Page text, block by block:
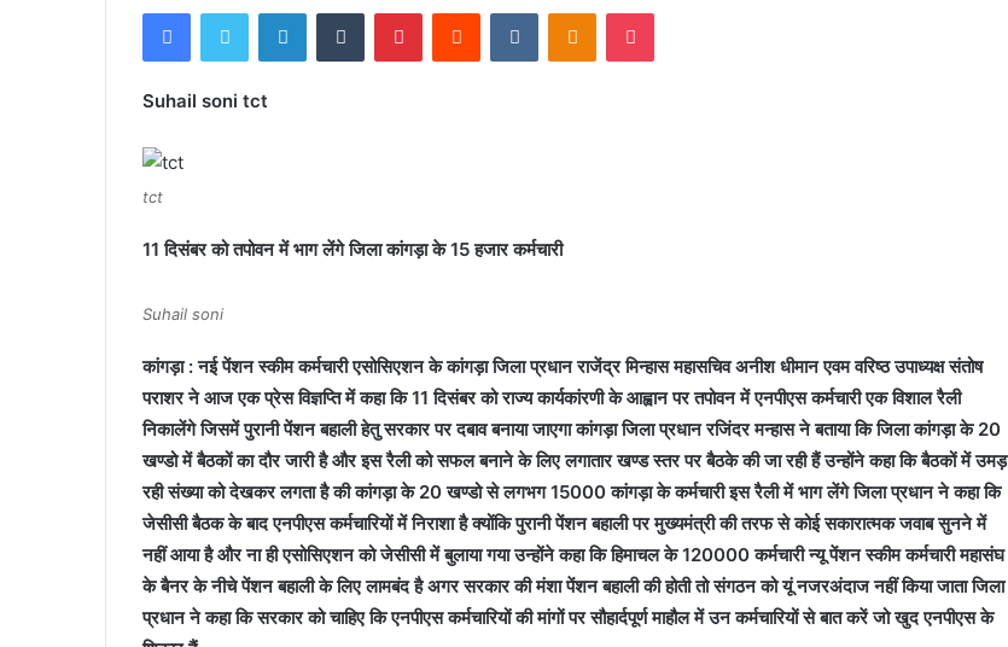
email
FacebookTwitter LinkedInTumblr PinterestReddit VKontakteOdnoklassniki
Pocket
Suhail soni tct
tct
11 दिसंबर को तपोवन में भाग लेंगे जिला कांगड़ा के 15 हजार कर्मचारी
Suhail soni
कांगड़ा : नई पेंशन स्कीम कर्मचारी एसोसिएशन के कांगड़ा जिला प्रधान राजेंद्र मिन्हास महासचिव अनीश धीमान एवम वरिष्ठ उपाध्यक्ष संतोष
पराशर ने आज एक प्रेस विज्ञप्ति में कहा कि 11 दिसंबर को राज्य कार्यकांरणी के आह्वान पर तपोवन में एनपीएस कर्मचारी एक विशाल रैली
निकालेंगे जिसमें पुरानी पेंशन बहाली हेतु सरकार पर दबाव बनाया जाएगा कांगड़ा जिला प्रधान रजिंदर मन्हास ने बताया कि जिला कांगड़ा के 20
खण्डो में बैठकों का दौर जारी है और इस रैली को सफल बनाने के लिए लगातार खण्ड स्तर पर बैठके की जा रही हैं उन्होंने कहा कि बैठकों में उमड़
रही संख्या को देखकर लगता है की कांगड़ा के 20 खण्डो से लगभग 15000 कांगड़ा के कर्मचारी इस रैली में भाग लेंगे जिला प्रधान ने कहा कि
जेसीसी बैठक के बाद एनपीएस कर्मचारियों में निराशा है क्योंकि पुरानी पेंशन बहाली पर मुख्यमंत्री की तरफ से कोई सकारात्मक जवाब सुनने में
नहीं आया है और ना ही एसोसिएशन को जेसीसी में बुलाया गया उन्होंने कहा कि हिमाचल के 120000 कर्मचारी न्यू पेंशन स्कीम कर्मचारी महासंघ
के बैनर के नीचे पेंशन बहाली के लिए लामबंद है अगर सरकार की मंशा पेंशन बहाली की होती तो संगठन को यूं नजरअंदाज नहीं किया जाता जिला
प्रधान ने कहा कि सरकार को चाहिए कि एनपीएस कर्मचारियों की मांगों पर सौहार्दपूर्ण माहौल में उन कर्मचारियों से बात करें जो खुद एनपीएस के